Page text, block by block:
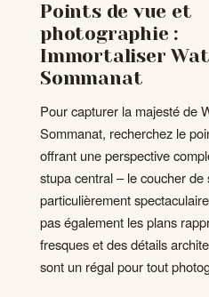
Points de vue et
photographie :
Immortaliser Wat
Sommanat
Pour capturer la majesté de
Sommanat, recherchez le
offrant une perspective
stupa central – le coucher de
particulièrement
pas également les plans
fresques et des détails
sont un régal pour tout